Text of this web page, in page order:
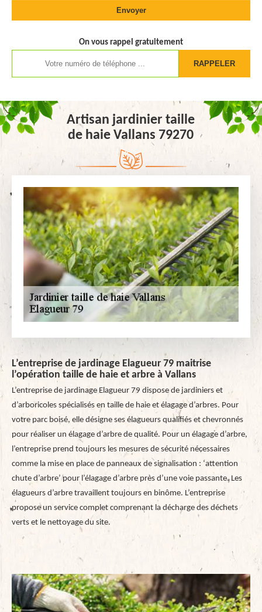
On vous rappel gratuitement
Artisan jardinier taille
de haie Vallans 79270
L’entreprise de jardinage Elagueur 79 maitrise
l’opération taille de haie et arbre à Vallans
L’entreprise de jardinage Elagueur 79 dispose de jardiniers et
d’arboricoles spécialisés en taille de haie et élagage d’arbres. Pour
votre parc boisé, elle désigne ses élagueurs qualifiés et chevronnés
pour réaliser un élagage d’arbre de qualité. Pour un élagage d’arbre,
l’entreprise prend toujours les mesures de sécurité nécessaires
comme la mise en place de panneaux de signalisation : ‘attention
chute d’arbre’ pour l’élagage d’arbre près d’une voie passante. Les
élagueurs d’arbre travaillent toujours en binôme. L’entreprise
propose un service complet comprenant la décharge des déchets
verts et le nettoyage du site.